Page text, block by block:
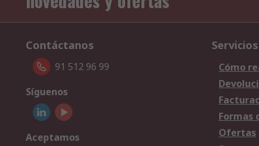
Contáctanos
91 512 96 99
Síguenos
Aceptamos
Servicios
Cómo
Formas
Ofertas